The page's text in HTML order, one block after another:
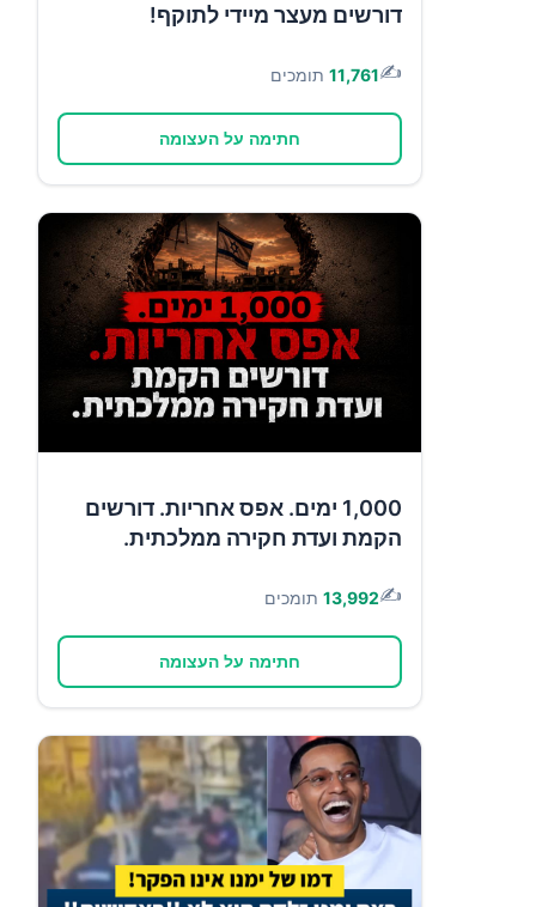
דורשים מעצר מיידי לתוקף!
✍️
11,761 תומכים
חתימה על העצומה
1,000 ימים. אפס אחריות. דורשים
הקמת ועדת חקירה ממלכתית.
✍️
13,992 תומכים
חתימה על העצומה